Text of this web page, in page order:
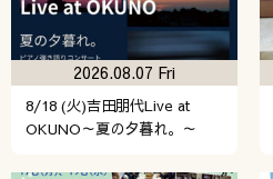
8/18 (火)吉田朋代Live at
OKUNO～夏の夕暮れ。～
2026.08.07 Fri